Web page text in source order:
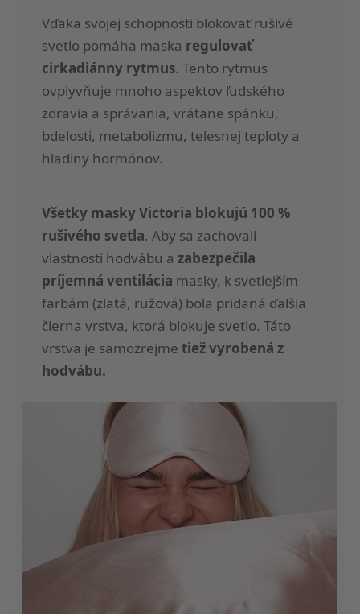
Vďaka svojej schopnosti blokovať rušivé
svetlo pomáha maska regulovať
cirkadiánny rytmus. Tento rytmus
ovplyvňuje mnoho aspektov ľudského
zdravia a správania, vrátane spánku,
bdelosti, metabolizmu, telesnej teploty a
hladiny hormónov.
Všetky masky Victoria blokujú 100 %
rušivého svetla. Aby sa zachovali
vlastnosti hodvábu a zabezpečila
príjemná ventilácia masky, k svetlejším
farbám (zlatá, ružová) bola pridaná ďalšia
čierna vrstva, ktorá blokuje svetlo. Táto
vrstva je samozrejme tiež vyrobená z
hodvábu.